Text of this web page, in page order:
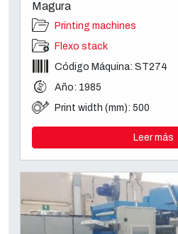
Magura
Printing machines
Flexo stack
Código Máquina: ST274
Año: 1985
Print width (mm): 500
Leer más